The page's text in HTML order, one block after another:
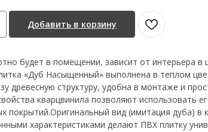
Добавить в корзину
будет в помещении, зависит от интерьера в
«Дуб Насыщенный» выполнена в теплом
древесную структуру, удобна в монтаже и
кварцвинила позволяют использовать
покрытий.Оригинальный вид (имитация дуба) в
характеристиками делают ПВХ плитку